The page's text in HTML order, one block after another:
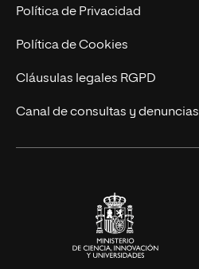
Postgrados
Cursos Universitarios
Trabaja en UNIR
Actualidad
UNIR Revista
Eventos
Política de Privacidad
Política de Cookies
Cláusulas legales RGPD
Canal de consultas y denuncias